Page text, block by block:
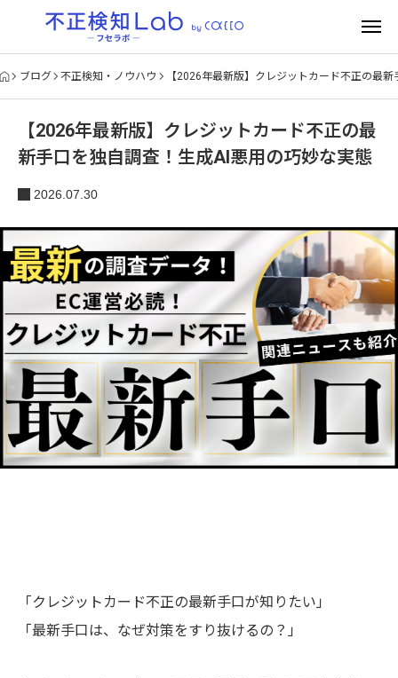
ブログ 不正検知・ノウハウ 【2026年最新版】クレジットカード不正の最
【2026年最新版】クレジットカード不正の最
新手口を独自調査！生成AI悪用の巧妙な実態
2026.07.30
「クレジットカード不正の最新手口が知りたい」
「最新手口は、なぜ対策をすり抜けるの？」